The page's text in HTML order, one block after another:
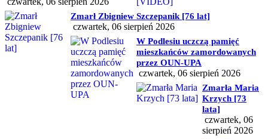
Zmarł Zbigniew Szczepanik [76 lat]
czwartek, 06 sierpień 2026
W Podlesiu uczczą pamięć
mieszkańców zamordowanych
przez OUN-UPA
czwartek, 06 sierpień 2026
Zmarła Maria
Krzych [73
lata]
czwartek, 06
sierpień 2026